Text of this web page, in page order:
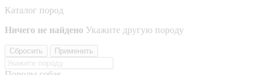
Каталог пород
Ничего не найдено Укажите другую породу
Сбросить Применить